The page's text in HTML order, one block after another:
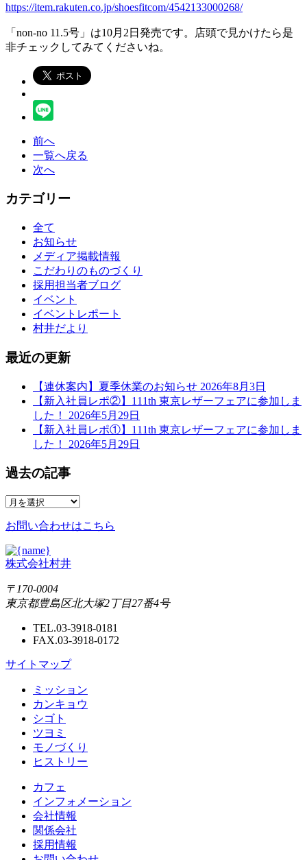
https://item.rakuten.co.jp/shoesfitcom/4542133000268/
「non-no 11.5号」は10月2日発売です。店頭で見かけたら是
非チェックしてみてくださいね。
前へ
一覧へ戻る
次へ
カテゴリー
全て
お知らせ
メディア掲載情報
こだわりのものづくり
採用担当者ブログ
イベント
イベントレポート
村井だより
最近の更新
【連休案内】夏季休業のお知らせ 2026年8月3日
【新入社員レポ②】111th 東京レザーフェアに参加しま
した！ 2026年5月29日
【新入社員レポ①】111th 東京レザーフェアに参加しま
した！ 2026年5月29日
過去の記事
お問い合わせはこちら
株式会社村井
〒170-0004
東京都豊島区北大塚2丁目27番4号
TEL.03-3918-0181
FAX.03-3918-0172
サイトマップ
ミッション
カンキョウ
シゴト
ツヨミ
モノづくり
ヒストリー
カフェ
インフォメーション
会社情報
関係会社
採用情報